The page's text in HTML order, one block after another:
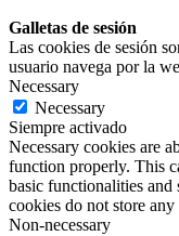
Galletas de sesión
Las cookies de sesión
usuario navega por la
Necessary
Necessary
Siempre activado
Necessary cookies are
function properly. This
basic functionalities and
cookies do not store
Non-necessary